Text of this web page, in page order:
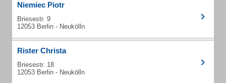
Niemiec Piotr
Briesestr. 9
12053 Berlin - Neukölln
Rister Christa
Briesestr. 18
12053 Berlin - Neukölln